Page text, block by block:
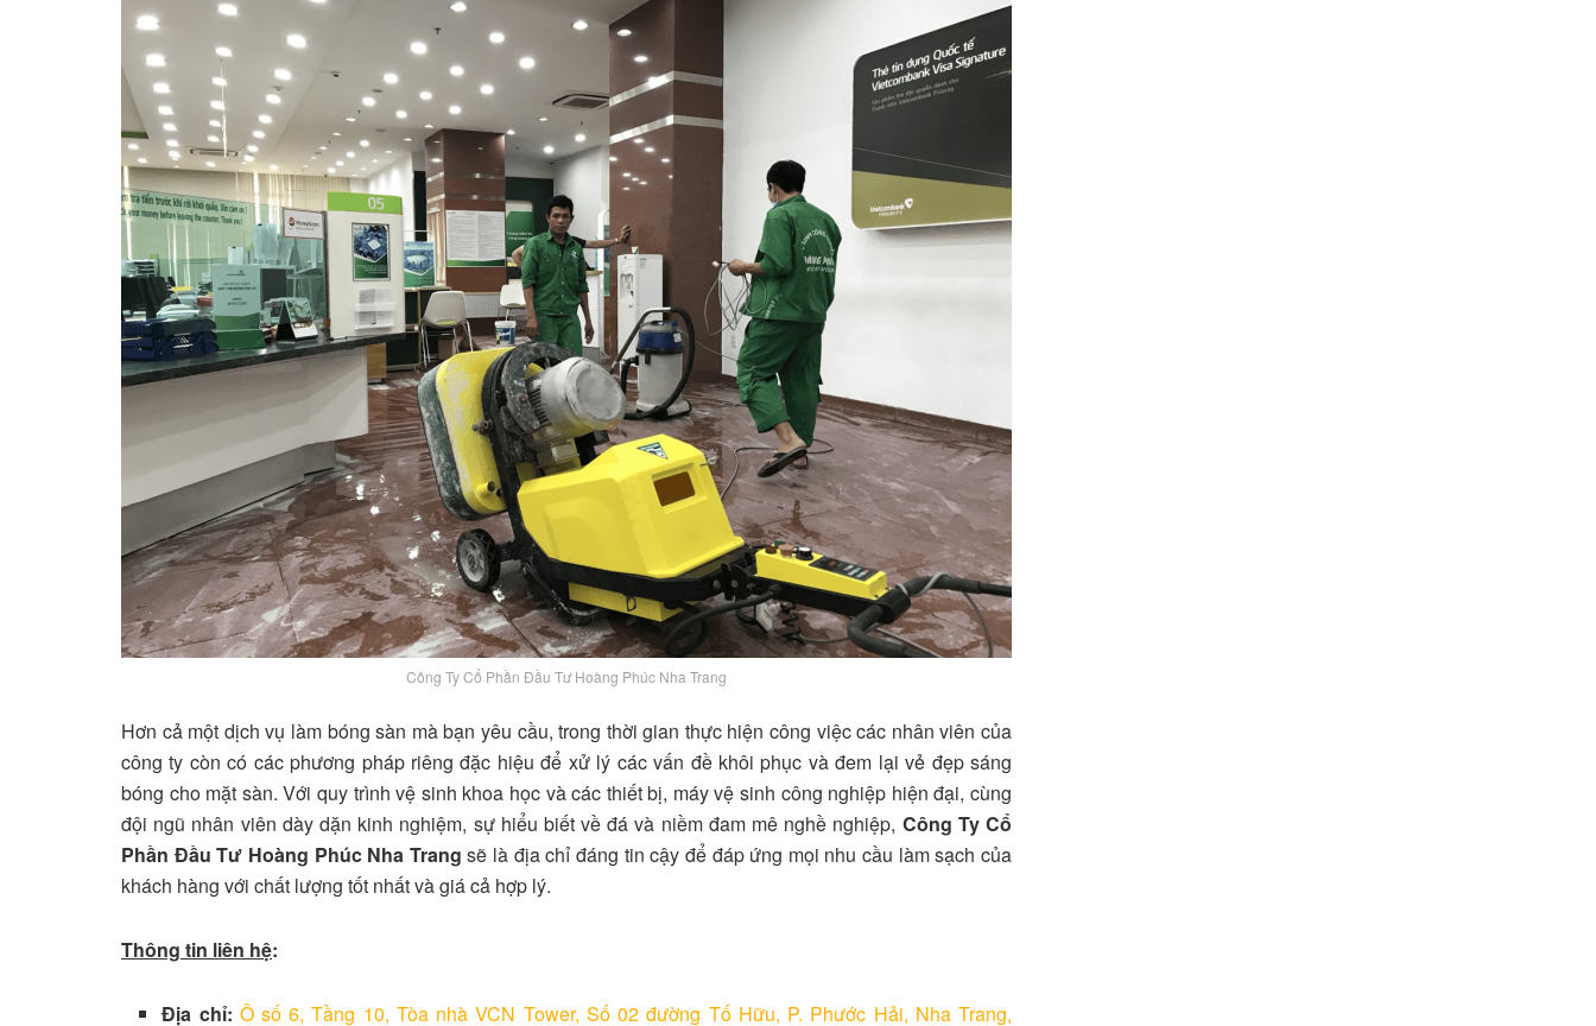
Công Ty Cổ Phần Đầu Tư Hoàng Phúc Nha Trang
Hơn cả một dịch vụ làm bóng sàn mà bạn yêu cầu, trong thời gian thực hiện công việc các nhân viên của
công ty còn có các phương pháp riêng đặc hiệu để xử lý các vấn đề khôi phục và đem lại vẻ đẹp sáng
bóng cho mặt sàn. Với quy trình vệ sinh khoa học và các thiết bị, máy vệ sinh công nghiệp hiện đại, cùng
đội ngũ nhân viên dày dặn kinh nghiệm, sự hiểu biết về đá và niềm đam mê nghề nghiệp, Công Ty Cổ
Phần Đầu Tư Hoàng Phúc Nha Trang sẽ là địa chỉ đáng tin cậy để đáp ứng mọi nhu cầu làm sạch của
khách hàng với chất lượng tốt nhất và giá cả hợp lý.
Thông tin liên hệ:
Địa chỉ: Ô số 6, Tầng 10, Tòa nhà VCN Tower, Số 02 đường Tố Hữu, P. Phước Hải, Nha Trang,